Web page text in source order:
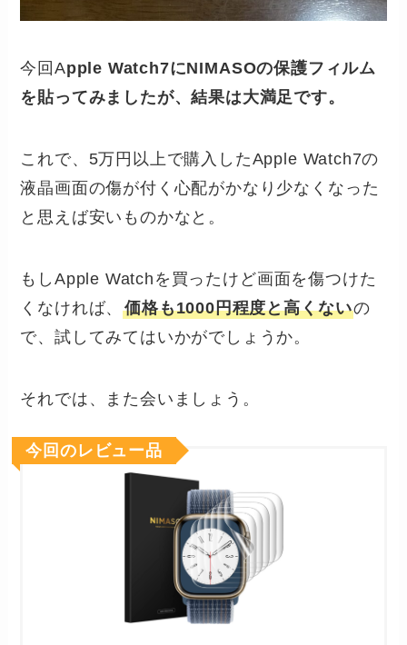
今回Apple Watch7にNIMASOの保護フィルム
を貼ってみましたが、結果は大満足です。
これで、5万円以上で購入したApple Watch7の
液晶画面の傷が付く心配がかなり少なくなった
と思えば安いものかなと。
もしApple Watchを買ったけど画面を傷つけた
くなければ、価格も1000円程度と高くないの
で、試してみてはいかがでしょうか。
それでは、また会いましょう。
今回のレビュー品